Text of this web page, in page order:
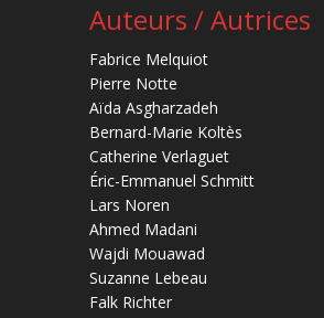
Auteurs / Autrices
Fabrice Melquiot
Pierre Notte
Aïda Asgharzadeh
Bernard-Marie Koltès
Catherine Verlaguet
Éric-Emmanuel Schmitt
Lars Noren
Ahmed Madani
Wajdi Mouawad
Suzanne Lebeau
Falk Richter